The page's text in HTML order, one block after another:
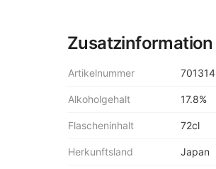
Zusatzinformation
Artikelnummer 701314
Alkoholgehalt 17.8%
Flascheninhalt 72cl
Herkunftsland Japan